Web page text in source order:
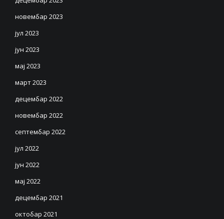
новембар 2023
јул 2023
јун 2023
мај 2023
март 2023
децембар 2022
новембар 2022
септембар 2022
јул 2022
јун 2022
мај 2022
децембар 2021
октобар 2021